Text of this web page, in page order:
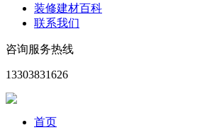
装修建材百科
联系我们
咨询服务热线
13303831626
首页